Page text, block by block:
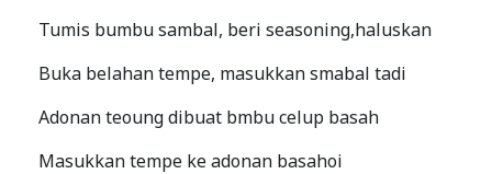
Tumis bumbu sambal, beri seasoning,haluskan
Buka belahan tempe, masukkan smabal tadi
Adonan teoung dibuat bmbu celup basah
Masukkan tempe ke adonan basahoi